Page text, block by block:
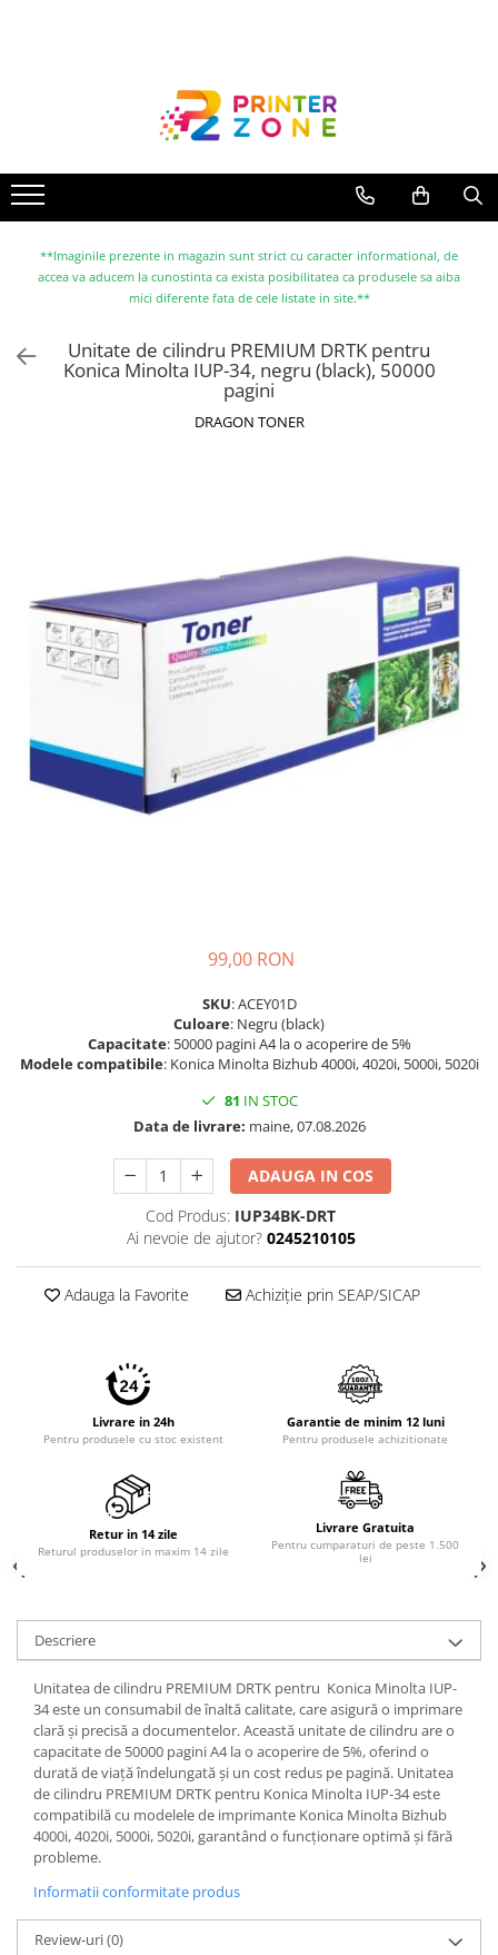
Imprimante cu jet
Multifunctionale laser
Multifunctionale cu jet
Imprimante etichete
Scanere
Drum unit
Capete imprimare
Cartuse inkjet si cerneala
Ribbon
Developer
Accesorii imprimante 3D
Filament imprimanta 3D
Laptopuri gaming
Laptop-uri 2 in 1
Accesorii Printing
Desktop PC
Workstation
All-in-One PC
Monitoare
Accesorii monitoare
Componente
Placi video
Procesoare
Placi de baza
Hard disk-uri interne
**Imaginile prezente in magazin sunt strict cu caracter informational, de
accea va aducem la cunostinta ca exista posibilitatea ca produsele sa aiba
mici diferente fata de cele listate in site.**
Unitate de cilindru PREMIUM DRTK pentru
Konica Minolta IUP-34, negru (black), 50000
pagini
DRAGON TONER
99,00 RON
SKU: ACEY01D
Culoare: Negru (black)
Capacitate: 50000 pagini A4 la o acoperire de 5%
Modele compatibile: Konica Minolta Bizhub 4000i, 4020i, 5000i, 5020i
81 IN STOC
Data de livrare: maine, 07.08.2026
ADAUGA IN COS
Cod Produs: IUP34BK-DRT
Ai nevoie de ajutor? 0245210105
Adauga la Favorite Achiziție prin SEAP/SICAP
Livrare in 24h
Pentru produsele cu stoc existent
Garantie de minim 12 luni
Pentru produsele achizitionate
Retur in 14 zile
Returul produselor in maxim 14 zile
Livrare Gratuita
Pentru cumparaturi de peste 1.500
lei
Descriere
Unitatea de cilindru PREMIUM DRTK pentru Konica Minolta IUP-
34 este un consumabil de înaltă calitate, care asigură o imprimare
clară și precisă a documentelor. Această unitate de cilindru are o
capacitate de 50000 pagini A4 la o acoperire de 5%, oferind o
durată de viață îndelungată și un cost redus pe pagină. Unitatea
de cilindru PREMIUM DRTK pentru Konica Minolta IUP-34 este
compatibilă cu modelele de imprimante Konica Minolta Bizhub
4000i, 4020i, 5000i, 5020i, garantând o funcționare optimă și fără
probleme.
Informatii conformitate produs
Review-uri(0)